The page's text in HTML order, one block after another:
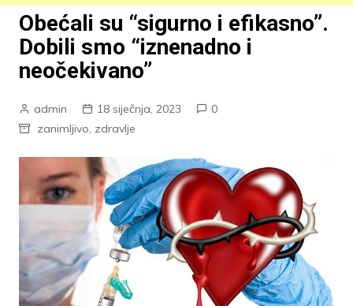
Obećali su “sigurno i efikasno”.
Dobili smo “iznenadno i
neočekivano”
admin 18 siječnja, 2023
0
zanimljivo, zdravlje